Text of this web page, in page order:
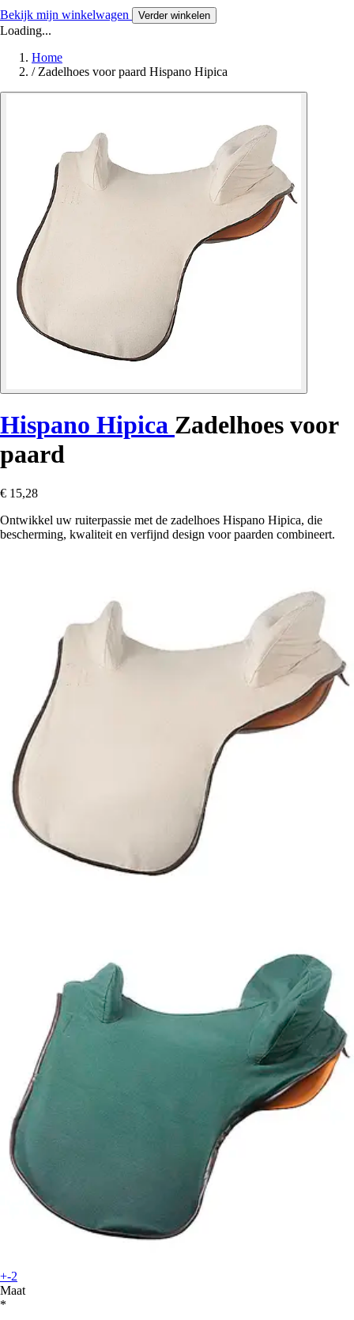
Bekijk mijn winkelwagen Verder winkelen
Loading...
Home
/ Zadelhoes voor paard Hispano Hipica
Hispano Hipica Zadelhoes voor
paard
€ 15,28
Ontwikkel uw ruiterpassie met de zadelhoes Hispano Hipica, die
bescherming, kwaliteit en verfijnd design voor paarden combineert.
+-2
Maat
*